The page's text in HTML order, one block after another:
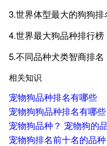
3.世界体型最大的狗狗排
4.世界最大狗品种排行榜
5.不同品种犬类智商排名
相关知识
宠物狗品种排名有哪些
宠物狗狗品种排名有哪些
宠物狗品种？ 宠物狗的
宠物狗排名前十名的品种